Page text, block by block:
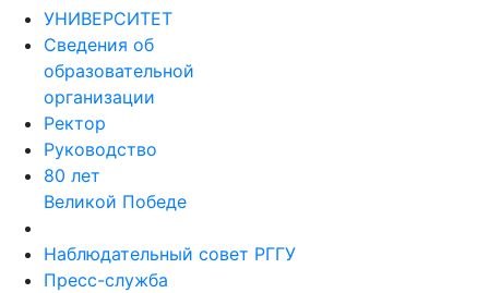
УНИВЕРСИТЕТ
Сведения об
образовательной
организации
Ректор
Руководство
80 лет
Великой Победе
Наблюдательный совет РГГУ
Пресс-служба